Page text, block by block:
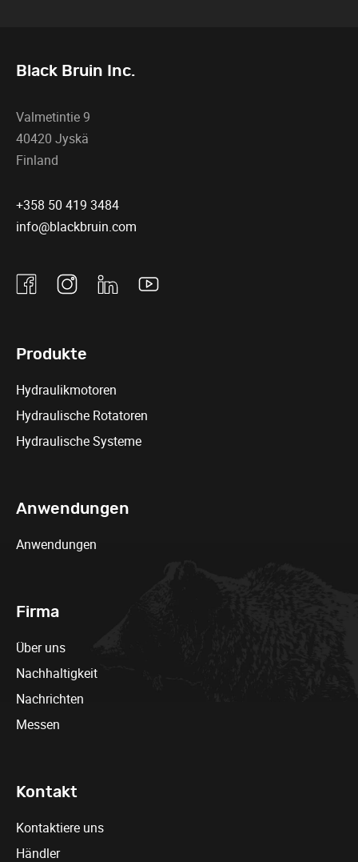
Black Bruin Inc.
Valmetintie 9
40420 Jyskä
Finland
+358 50 419 3484
info@blackbruin.com
FacebookInstagramLinkedinYoutube
Produkte
Hydraulikmotoren
Hydraulische Rotatoren
Hydraulische Systeme
Anwendungen
Anwendungen
Firma
Über uns
Nachhaltigkeit
Nachrichten
Messen
Kontakt
Kontaktiere uns
Händler